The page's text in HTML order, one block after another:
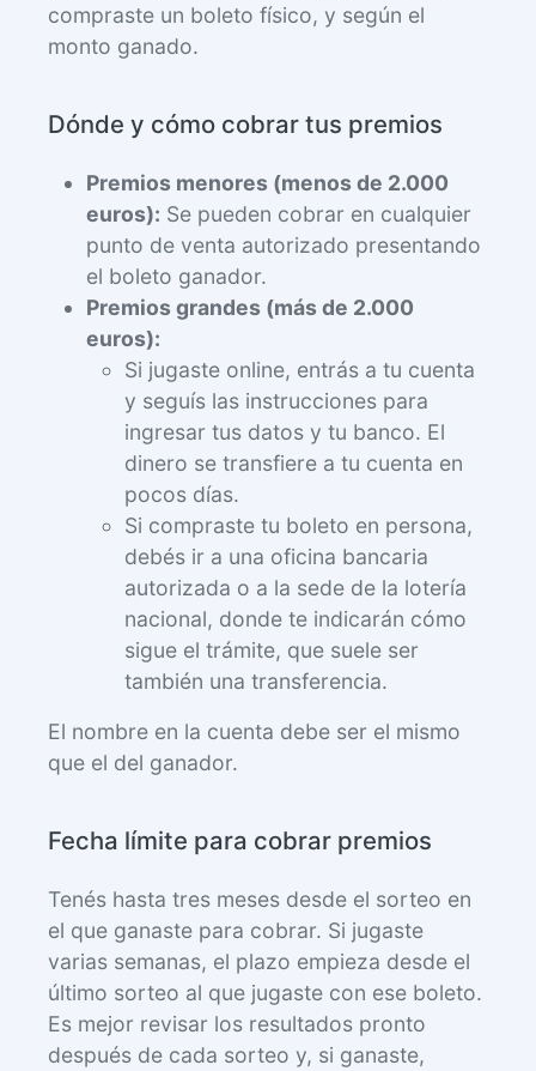
compraste un boleto físico, y según el
monto ganado.
Dónde y cómo cobrar tus premios
Premios menores (menos de 2.000
euros): Se pueden cobrar en cualquier
punto de venta autorizado presentando
el boleto ganador.
Premios grandes (más de 2.000
euros):
Si jugaste online, entrás a tu cuenta
y seguís las instrucciones para
ingresar tus datos y tu banco. El
dinero se transfiere a tu cuenta en
pocos días.
Si compraste tu boleto en persona,
debés ir a una oficina bancaria
autorizada o a la sede de la lotería
nacional, donde te indicarán cómo
sigue el trámite, que suele ser
también una transferencia.
El nombre en la cuenta debe ser el mismo
que el del ganador.
Fecha límite para cobrar premios
Tenés hasta tres meses desde el sorteo en
el que ganaste para cobrar. Si jugaste
varias semanas, el plazo empieza desde el
último sorteo al que jugaste con ese boleto.
Es mejor revisar los resultados pronto
después de cada sorteo y, si ganaste,